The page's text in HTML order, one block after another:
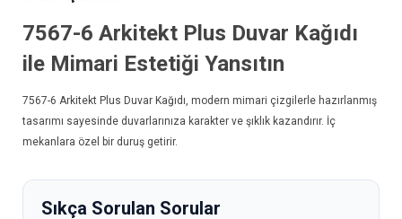
7567-6 Arkitekt Plus Duvar Kağıdı
ile Mimari Estetiği Yansıtın
7567-6 Arkitekt Plus Duvar Kağıdı, modern mimari çizgilerle hazırlanmış
tasarımı sayesinde duvarlarınıza karakter ve şıklık kazandırır. İç
mekanlara özel bir duruş getirir.
Sıkça Sorulan Sorular